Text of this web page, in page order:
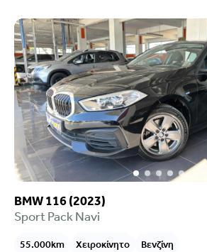
BMW 116 (2023)
Sport Pack Navi
55.000km Χειροκίνητο Βενζίνη